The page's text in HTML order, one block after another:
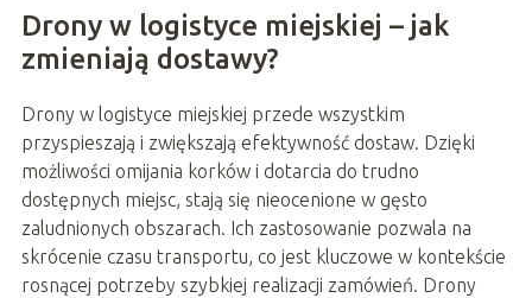
Drony w logistyce miejskiej – jak
zmieniają dostawy?
Drony w logistyce miejskiej przede wszystkim
przyspieszają i zwiększają efektywność dostaw. Dzięki
możliwości omijania korków i dotarcia do trudno
dostępnych miejsc, stają się nieocenione w gęsto
zaludnionych obszarach. Ich zastosowanie pozwala na
skrócenie czasu transportu, co jest kluczowe w kontekście
rosnącej potrzeby szybkiej realizacji zamówień. Drony